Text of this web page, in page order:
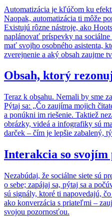
Automatizácia je kľúčom ku
Naopak, automatizácia ti môže
Existujú rôzne nástroje, ako
naplánovať príspevky na
mať svojho osobného asistenta,
zverejnenie a aký obsah zaujme
Obsah, ktorý
Teraz k obsahu. Nemali by sme
Pýtaj sa: „Čo zaujíma mojich
a ponúkni im riešenie. Taktiež
obrázky, videá a infografiky sú
darček – čím je lepšie zabalený,
Interakcia so
Nezabúdaj, že sociálne siete sú
o sebe; zapájaj sa, pýtaj sa a
sú signály, ktoré ti napovedajú,
ako konverzácia s priateľmi –
svojou pozornosťou.